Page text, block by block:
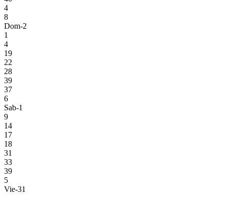
4
8
Dom-2
1
4
19
22
28
39
37
6
Sab-1
9
14
17
18
31
33
39
5
Vie-31